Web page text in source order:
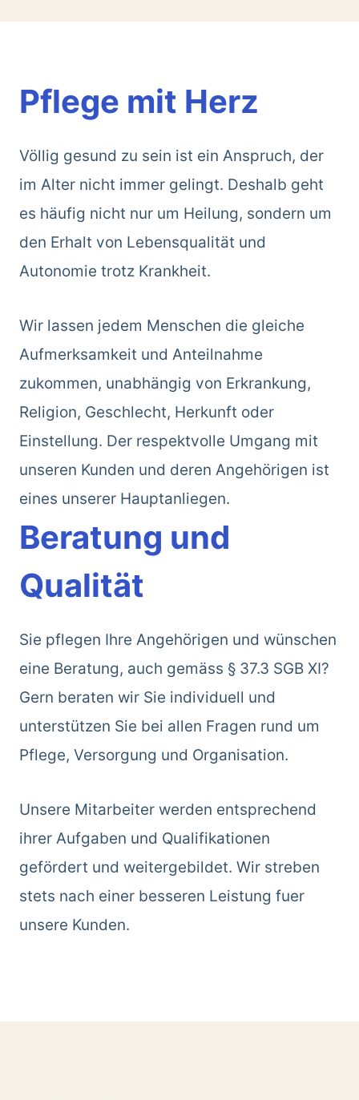
Pflege mit Herz
Völlig gesund zu sein ist ein Anspruch, der
im Alter nicht immer gelingt. Deshalb geht
es häufig nicht nur um Heilung, sondern um
den Erhalt von Lebensqualität und
Autonomie trotz Krankheit.
Wir lassen jedem Menschen die gleiche
Aufmerksamkeit und Anteilnahme
zukommen, unabhängig von Erkrankung,
Religion, Geschlecht, Herkunft oder
Einstellung. Der respektvolle Umgang mit
unseren Kunden und deren Angehörigen ist
eines unserer Hauptanliegen.
Beratung und
Qualität
Sie pflegen Ihre Angehörigen und wünschen
eine Beratung, auch gemäss § 37.3 SGB XI?
Gern beraten wir Sie individuell und
unterstützen Sie bei allen Fragen rund um
Pflege, Versorgung und Organisation.
Unsere Mitarbeiter werden entsprechend
ihrer Aufgaben und Qualifikationen
gefördert und weitergebildet. Wir streben
stets nach einer besseren Leistung fuer
unsere Kunden.